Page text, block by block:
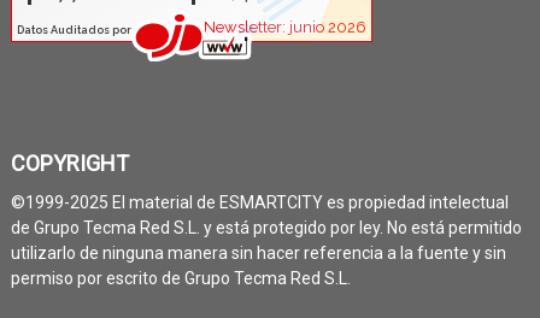
COPYRIGHT
©1999-2025 El material de ESMARTCITY es propiedad intelectual
de Grupo Tecma Red S.L. y está protegido por ley. No está permitido
utilizarlo de ninguna manera sin hacer referencia a la fuente y sin
permiso por escrito de Grupo Tecma Red S.L.